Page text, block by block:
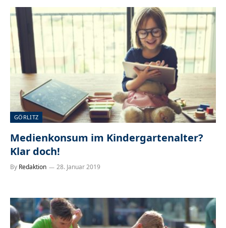
GÖRLITZ
Medienkonsum im Kindergartenalter?
Klar doch!
By Redaktion 28. Januar 2019